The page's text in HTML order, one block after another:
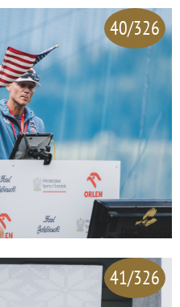
40/326
41/326